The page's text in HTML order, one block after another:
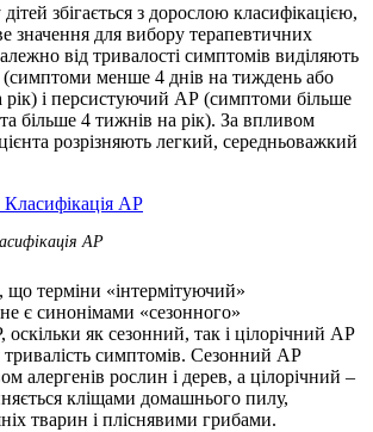
збігається з дорослою класифікацією,
значення для вибору терапевтичних
від тривалості симптомів виділяють
менше 4 днів на тиждень або
і персистуючий АР (симптоми більше
більше 4 тижнів на рік). За впливом
розрізняють легкий, середньоважкий
АР
терміни «інтермітуючий»
є синонімами «сезонного»
оскільки як сезонний, так і цілорічний АР
симптомів. Сезонний АР
алергенів рослин і дерев, а цілорічний –
кліщами домашнього пилу,
тварин і пліснявими грибами.